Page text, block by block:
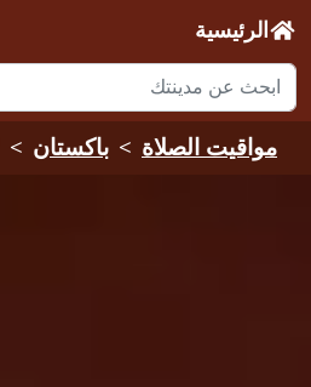
الرئيسية
مواقيت الصلاة باكستان